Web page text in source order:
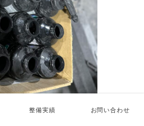
整備実績 お問い合わせ